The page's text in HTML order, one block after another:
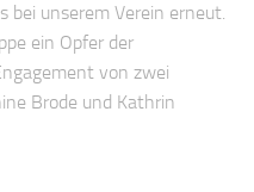
bei unserem Verein erneut.
ein Opfer der
von zwei
Brode und Kathrin